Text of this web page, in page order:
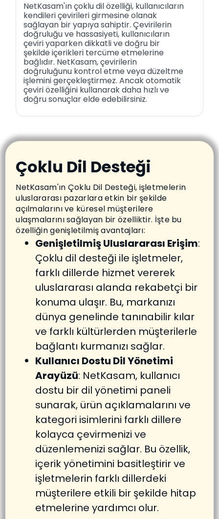
NetKasam'ın çoklu dil özelliği, kullanıcıların
kendileri çevirileri girmesine olanak
sağlayan bir yapıya sahiptir. Çevirilerin
doğruluğu ve hassasiyeti, kullanıcıların
çeviri yaparken dikkatli ve doğru bir
şekilde içerikleri tercüme etmelerine
bağlıdır. NetKasam, çevirilerin
doğruluğunu kontrol etme veya düzeltme
işlemini gerçekleştirmez. Ancak otomatik
çeviri özelliğini kullanarak daha hızlı ve
doğru sonuçlar elde edebilirsiniz.
Çoklu Dil Desteği
NetKasam'ın Çoklu Dil Desteği, işletmelerin
uluslararası pazarlara etkin bir şekilde
açılmalarını ve küresel müşterilere
ulaşmalarını sağlayan bir özelliktir. İşte bu
özelliğin genişletilmiş avantajları:
Genişletilmiş Uluslararası Erişim:
Çoklu dil desteği ile işletmeler,
farklı dillerde hizmet vererek
uluslararası alanda rekabetçi bir
konuma ulaşır. Bu, markanızı
dünya genelinde tanınabilir kılar
ve farklı kültürlerden müşterilerle
bağlantı kurmanızı sağlar.
Kullanıcı Dostu Dil Yönetimi
Arayüzü: NetKasam, kullanıcı
dostu bir dil yönetimi paneli
sunarak, ürün açıklamalarını ve
kategori isimlerini farklı dillere
kolayca çevirmenizi ve
düzenlemenizi sağlar. Bu özellik,
içerik yönetimini basitleştirir ve
işletmelerin farklı dillerdeki
müşterilere etkili bir şekilde hitap
etmelerine yardımcı olur.